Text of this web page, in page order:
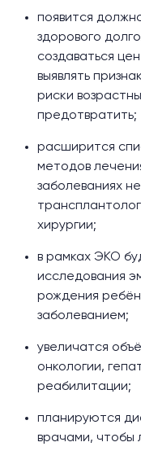
появится
здорового
создаваться
выявлять
риски
предотвратить;
расширится
методов
заболеваниях
хирургии;
в рамках ЭКО
исследования
рождения
заболеванием;
увеличатся
онкологии,
реабилитации;
планируются
врачами, чтобы